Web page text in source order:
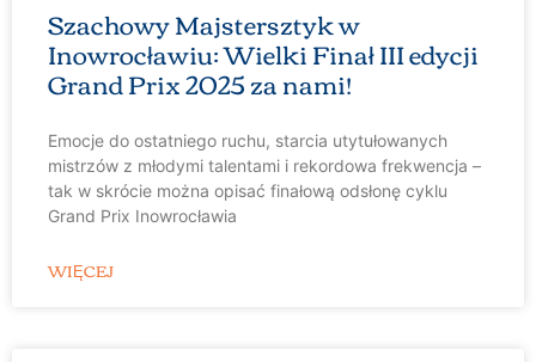
Szachowy Majstersztyk w
Inowrocławiu: Wielki Finał III edycji
Grand Prix 2025 za nami!
Emocje do ostatniego ruchu, starcia utytułowanych
mistrzów z młodymi talentami i rekordowa frekwencja –
tak w skrócie można opisać finałową odsłonę cyklu
Grand Prix Inowrocławia
WIĘCEJ